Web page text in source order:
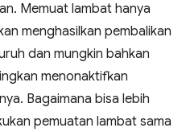
Memuat lambat hanya
menghasilkan pembalikan
dan mungkin bahkan
menonaktifkan
Bagaimana bisa lebih
pemuatan lambat sama